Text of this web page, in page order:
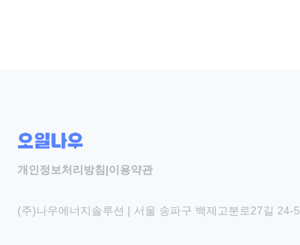
개인정보처리방침|이용약관
(주)나우에너지솔루션 | 서울 송파구 백제고분로27길 24-5